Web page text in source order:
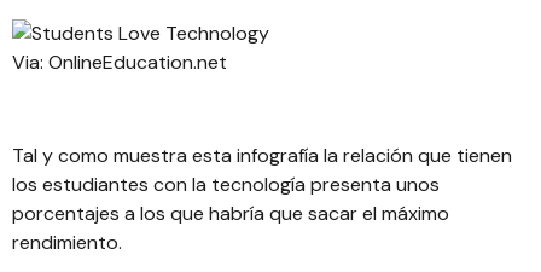
Via: OnlineEducation.net
Tal y como muestra esta infografía la relación que tienen
los estudiantes con la tecnología presenta unos
porcentajes a los que habría que sacar el máximo
rendimiento.